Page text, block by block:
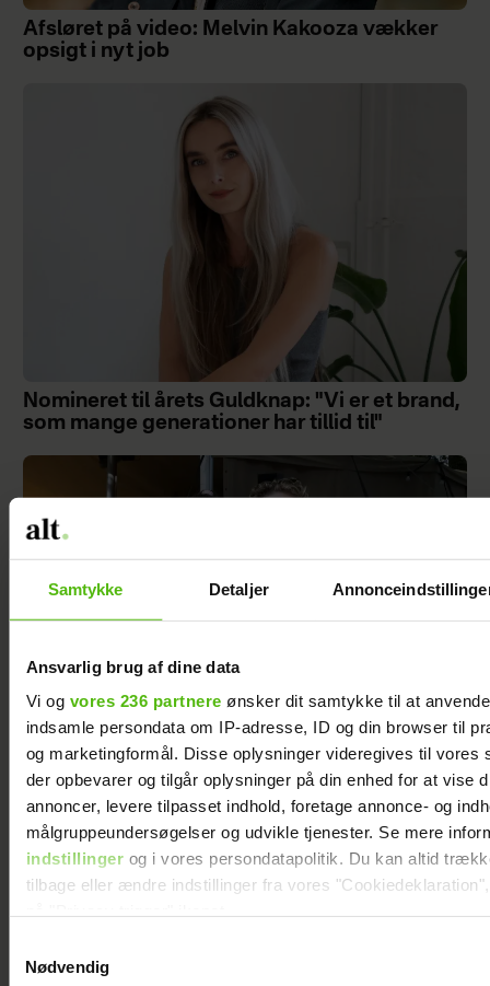
Samtykke Detaljer
Ansvarlig brug af dine data
Vi og vores 236 partnere ønsker dit samtykke til at
indsamle persondata om IP-adresse, ID og din browser til
og marketingformål. Disse oplysninger videregives til vores
der opbevarer og tilgår oplysninger på din enhed for at vise
annoncer, levere tilpasset indhold, foretage annonce- og
målgruppeundersøgelser og udvikle tjenester. Se mere
indstillingerog i vores persondatapolitik. Du kan altid
tilbage eller ændre indstillinger fra vores
Dine valg anvendes på hele websitet.
Nødvendig
Afsløret på video: Melvin Kakooza vækker
opsigt i nyt job
Nomineret til årets Guldknap: "Vi er et brand,
som mange generationer har tillid til"
Åbner op om hårdt år: "Det var ganske
forfærdeligt"